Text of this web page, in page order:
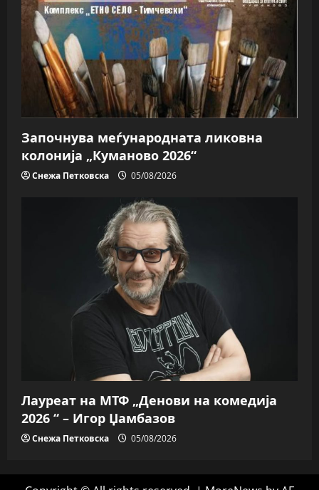
Започнува меѓународната ликовна
колонија „Куманово 2026“
Снежа Петковска 05/08/2026
Лауреат на МТФ „Денови на комедија
2026 “ – Игор Џамбазов
Снежа Петковска 05/08/2026